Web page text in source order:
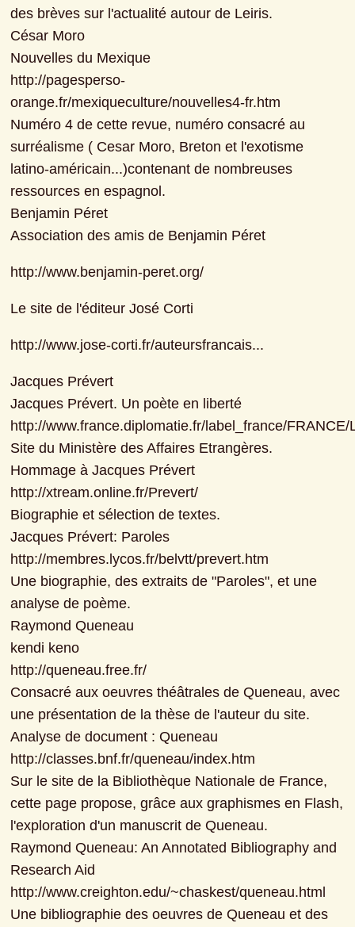
des brèves sur l'actualité autour de Leiris.
César Moro
Nouvelles du Mexique
http://pagesperso-
orange.fr/mexiqueculture/nouvelles4-fr.htm
Numéro 4 de cette revue, numéro consacré au
surréalisme ( Cesar Moro, Breton et l'exotisme
latino-américain...)contenant de nombreuses
ressources en espagnol.
Benjamin Péret
Association des amis de Benjamin Péret
http://www.benjamin-peret.org/
Le site de l'éditeur José Corti
http://www.jose-corti.fr/auteursfrancais...
Jacques Prévert
Jacques Prévert. Un poète en liberté
http://www.france.diplomatie.fr/label_france/
Site du Ministère des Affaires Etrangères.
Hommage à Jacques Prévert
http://xtream.online.fr/Prevert/
Biographie et sélection de textes.
Jacques Prévert: Paroles
http://membres.lycos.fr/belvtt/prevert.htm
Une biographie, des extraits de "Paroles", et une
analyse de poème.
Raymond Queneau
kendi keno
http://queneau.free.fr/
Consacré aux oeuvres théâtrales de Queneau, avec
une présentation de la thèse de l'auteur du site.
Analyse de document : Queneau
http://classes.bnf.fr/queneau/index.htm
Sur le site de la Bibliothèque Nationale de France,
cette page propose, grâce aux graphismes en Flash,
l'exploration d'un manuscrit de Queneau.
Raymond Queneau: An Annotated Bibliography and
Research Aid
http://www.creighton.edu/~chaskest/queneau.html
Une bibliographie des oeuvres de Queneau et des